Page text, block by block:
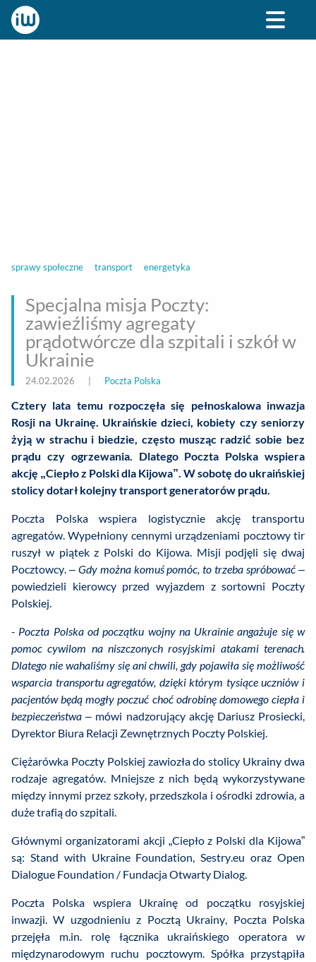
sprawy społeczne transport energetyka
Specjalna misja Poczty:
zawieźliśmy agregaty
prądotwórcze dla szpitali i szkół w
Ukrainie
24.02.2026 Poczta Polska
Cztery lata temu rozpoczęła się pełnoskalowa inwazja
Rosji na Ukrainę. Ukraińskie dzieci, kobiety czy seniorzy
żyją w strachu i biedzie, często musząc radzić sobie bez
prądu czy ogrzewania. Dlatego Poczta Polska wspiera
akcję „Ciepło z Polski dla Kijowa”. W sobotę do ukraińskiej
stolicy dotarł kolejny transport generatorów prądu.
Poczta Polska wspiera logistycznie akcję transportu
agregatów. Wypełniony cennymi urządzeniami pocztowy tir
ruszył w piątek z Polski do Kijowa. Misji podjęli się dwaj
Pocztowcy. – Gdy można komuś pomóc, to trzeba spróbować –
powiedzieli kierowcy przed wyjazdem z sortowni Poczty
Polskiej.
- Poczta Polska od początku wojny na Ukrainie angażuje się w
pomoc cywilom na niszczonych rosyjskimi atakami terenach.
Dlatego nie wahaliśmy się ani chwili, gdy pojawiła się możliwość
wsparcia transportu agregatów, dzięki którym tysiące uczniów i
pacjentów będą mogły poczuć choć odrobinę domowego ciepła i
bezpieczeństwa – mówi nadzorujący akcję Dariusz Prosiecki,
Dyrektor Biura Relacji Zewnętrznych Poczty Polskiej.
Ciężarówka Poczty Polskiej zawiozła do stolicy Ukrainy dwa
rodzaje agregatów. Mniejsze z nich będą wykorzystywane
między innymi przez szkoły, przedszkola i ośrodki zdrowia, a
duże trafią do szpitali.
Głównymi organizatorami akcji „Ciepło z Polski dla Kijowa”
są: Stand with Ukraine Foundation, Sestry.eu oraz Open
Dialogue Foundation / Fundacja Otwarty Dialog.
Poczta Polska wspiera Ukrainę od początku rosyjskiej
inwazji. W uzgodnieniu z Pocztą Ukrainy, Poczta Polska
przejęła m.in. rolę łącznika ukraińskiego operatora w
międzynarodowym ruchu pocztowym. Spółka przystąpiła